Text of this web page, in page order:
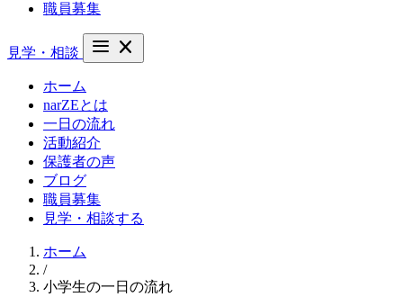
職員募集
見学・相談 menu close
ホーム
narZEとは
一日の流れ
活動紹介
保護者の声
ブログ
職員募集
見学・相談する
ホーム
/
小学生の一日の流れ